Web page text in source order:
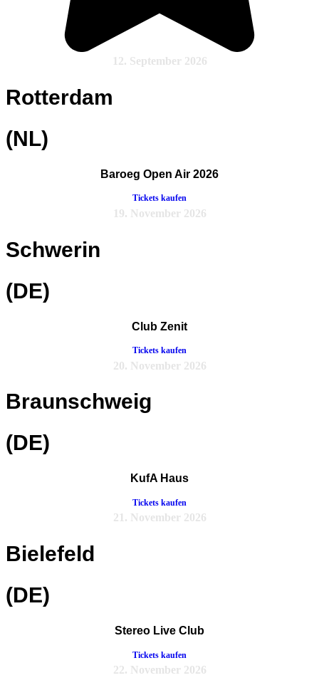
12. September 2026
Rotterdam
(NL)
Baroeg Open Air 2026
Tickets kaufen
19. November 2026
Schwerin
(DE)
Club Zenit
Tickets kaufen
20. November 2026
Braunschweig
(DE)
KufA Haus
Tickets kaufen
21. November 2026
Bielefeld
(DE)
Stereo Live Club
Tickets kaufen
22. November 2026